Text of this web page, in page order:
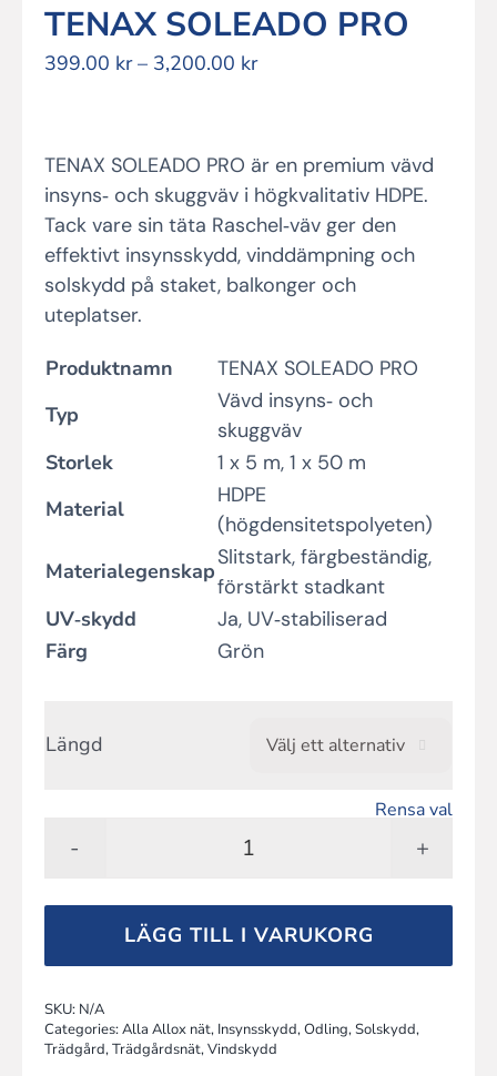
TENAX SOLEADO PRO
399.00 kr – 3,200.00 krPrisintervall:
TENAX SOLEADO PRO är en premium vävd
insyns‑ och skuggväv i högkvalitativ HDPE.
Tack vare sin täta Raschel‑väv ger den
effektivt insynsskydd, vinddämpning och
solskydd på staket, balkonger och
uteplatser.
Produktnamn
TENAX SOLEADO PRO
Typ
Vävd insyns‑ och
skuggväv
Storlek
1 x 5 m, 1 x 50 m
Material
HDPE
(högdensitetspolyeten)
Materialegenskap
Slitstark, färgbeständig,
förstärkt stadkant
UV‑skydd
Ja, UV‑stabiliserad
Färg
Grön
Längd
Rensa val
Tenax
Pro
mängd
LÄGG TILL I VARUKORG
SKU: N/A
Categories:Alla Allox nät, Insynsskydd,Odling,Solskydd,
Trädgård,Trädgårdsnät,Vindskydd